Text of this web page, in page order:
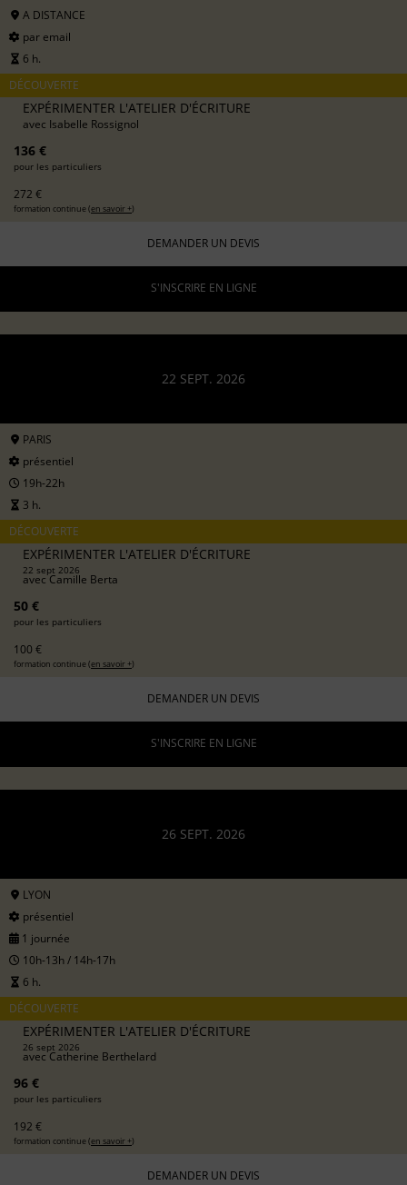
A DISTANCE
par email
6 h.
DÉCOUVERTE
EXPÉRIMENTER L'ATELIER D'ÉCRITURE
avec Isabelle Rossignol
136 €
pour les particuliers
272 €
formation continue (en savoir +)
DEMANDER UN DEVIS
S'INSCRIRE EN LIGNE
22 SEPT. 2026
PARIS
présentiel
19h-22h
3 h.
DÉCOUVERTE
EXPÉRIMENTER L'ATELIER D'ÉCRITURE
22 sept 2026
avecCamille Berta
50 €
pour les particuliers
100 €
formation continue (en savoir +)
DEMANDER UN DEVIS
S'INSCRIRE EN LIGNE
26 SEPT. 2026
LYON
présentiel
1 journée
10h-13h / 14h-17h
6 h.
DÉCOUVERTE
EXPÉRIMENTER L'ATELIER D'ÉCRITURE
26 sept 2026
avecCatherine Berthelard
96 €
pour les particuliers
192 €
formation continue (en savoir +)
DEMANDER UN DEVIS